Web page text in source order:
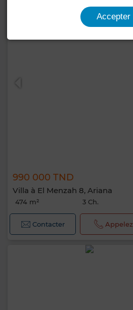
990 000 TND
Villa à El Menzah 8, Ariana
474 m² 3 Ch.
Contacter Appelez
Accepter